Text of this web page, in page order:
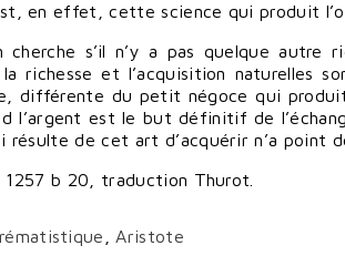
en effet, cette science qui produit
cherche s’il n’y a pas quelque autre
richesse et l’acquisition naturelles
différente du petit négoce qui
l’argent est le but définitif de
résulte de cet art d’acquérir n’a point
1257 b 20, traduction Thurot.
Aristote